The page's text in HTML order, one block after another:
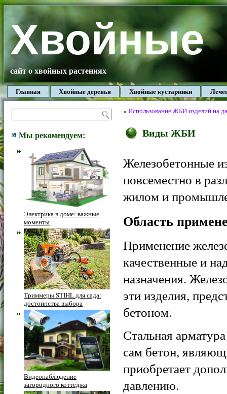
Хвойные
сайт о хвойных растениях
Главная Хвойные деревья Хвойные кустарники
Мы рекомендуем:
Электрика в доме: важные
моменты
Триммеры STIHL для сада:
достоинства выбора
Видеонаблюдение
загородного коттеджа
« Использование ЖБИ изделий на
Виды ЖБИ
Железобетонные
повсеместно в
жилом и
Область
Применение
качественные и
назначения.
эти изделия,
бетоном.
Стальная
сам бетон,
приобретает
давлению.